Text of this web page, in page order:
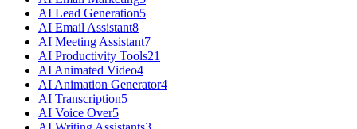
AI Lead Generation5
AI Email Assistant8
AI Meeting Assistant7
AI Productivity Tools21
AI Animated Video4
AI Animation Generator4
AI Transcription5
AI Voice Over5